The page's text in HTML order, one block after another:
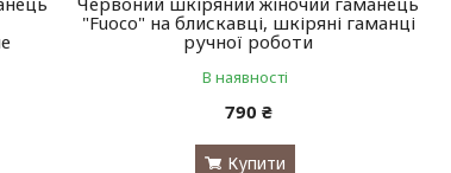
"Fuoco" на блискавці, шкіряні гаманці
ручної роботи
В наявності
790 ₴
Купити